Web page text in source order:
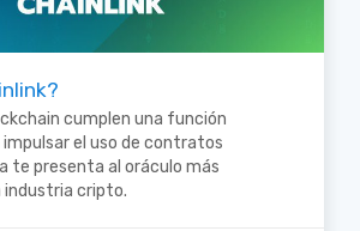
cumplen una función
el uso de contratos
te presenta al oráculo más
industria cripto.